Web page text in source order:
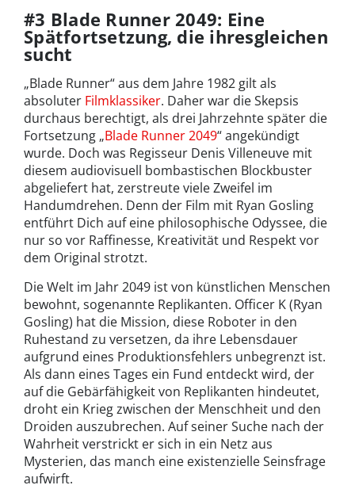
#3 Blade Runner 2049: Eine
Spätfortsetzung, die ihresgleichen
sucht
„Blade Runner“ aus dem Jahre 1982 gilt als
absoluter Filmklassiker. Daher war die Skepsis
durchaus berechtigt, als drei Jahrzehnte später die
Fortsetzung „Blade Runner 2049“ angekündigt
wurde. Doch was Regisseur Denis Villeneuve mit
diesem audiovisuell bombastischen Blockbuster
abgeliefert hat, zerstreute viele Zweifel im
Handumdrehen. Denn der Film mit Ryan Gosling
entführt Dich auf eine philosophische Odyssee, die
nur so vor Raffinesse, Kreativität und Respekt vor
dem Original strotzt.
Die Welt im Jahr 2049 ist von künstlichen Menschen
bewohnt, sogenannte Replikanten. Officer K (Ryan
Gosling) hat die Mission, diese Roboter in den
Ruhestand zu versetzen, da ihre Lebensdauer
aufgrund eines Produktionsfehlers unbegrenzt ist.
Als dann eines Tages ein Fund entdeckt wird, der
auf die Gebärfähigkeit von Replikanten hindeutet,
droht ein Krieg zwischen der Menschheit und den
Droiden auszubrechen. Auf seiner Suche nach der
Wahrheit verstrickt er sich in ein Netz aus
Mysterien, das manch eine existenzielle Seinsfrage
aufwirft.